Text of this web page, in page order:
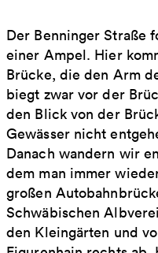
Der Benninger Straße
einer Ampel. Hier
Brücke, die den Arm
biegt zwar vor der
den Blick von der
Gewässer nicht
Danach wandern wir
dem man immer
großen
Schwäbischen
den Kleingärten und